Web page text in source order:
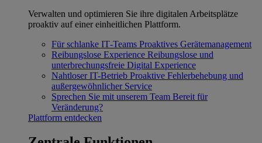
Verwalten und optimieren Sie ihre digitalen Arbeitsplätze
proaktiv auf einer einheitlichen Plattform.
Für schlanke IT‐Teams Proaktives Gerätemanagement
Reibungslose Experience Reibungslose und
unterbrechungsfreie Digital Experience
Nahtloser IT-Betrieb Proaktive Fehlerbehebung und
außergewöhnlicher Service
Sprechen Sie mit unserem Team Bereit für
Veränderung?
Plattform entdecken